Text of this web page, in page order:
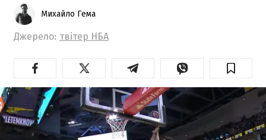
Михайло Гема
Джерело: твітер НБА